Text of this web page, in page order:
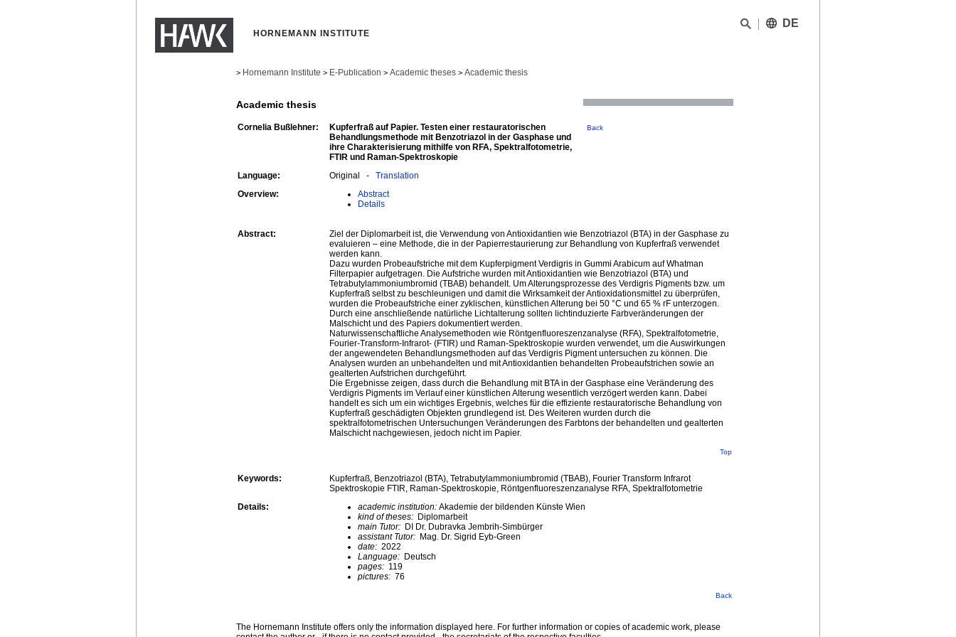
HORNEMANN INSTITUTE
DE
> Hornemann Institute > E-Publication > Academic theses > Academic thesis
Academic thesis
Cornelia Bußlehner:
Kupferfraß auf Papier. Testen einer restauratorischen
Behandlungsmethode mit Benzotriazol in der Gasphase und
ihre Charakterisierung mithilfe von RFA, Spektralfotometrie,
FTIR und Raman-Spektroskopie
Back
Language: Original - Translation
Overview:
Abstract
Details
Abstract:
Ziel der Diplomarbeit ist, die Verwendung von Antioxidantien wie Benzotriazol (BTA) in der Gasphase zu
evaluieren – eine Methode, die in der Papierrestaurierung zur Behandlung von Kupferfraß verwendet
werden kann.
Dazu wurden Probeaufstriche mit dem Kupferpigment Verdigris in Gummi Arabicum auf Whatman
Filterpapier aufgetragen. Die Aufstriche wurden mit Antioxidantien wie Benzotriazol (BTA) und
Tetrabutylammoniumbromid (TBAB) behandelt. Um Alterungsprozesse des Verdigris Pigments bzw. um
Kupferfraß selbst zu beschleunigen und damit die Wirksamkeit der Antioxidationsmittel zu überprüfen,
wurden die Probeaufstriche einer zyklischen, künstlichen Alterung bei 50 °C und 65 % rF unterzogen.
Durch eine anschließende natürliche Lichtalterung sollten lichtinduzierte Farbveränderungen der
Malschicht und des Papiers dokumentiert werden.
Naturwissenschaftliche Analysemethoden wie Röntgenfluoreszenzanalyse (RFA), Spektralfotometrie,
Fourier-Transform-Infrarot- (FTIR) und Raman-Spektroskopie wurden verwendet, um die Auswirkungen
der angewendeten Behandlungsmethoden auf das Verdigris Pigment untersuchen zu können. Die
Analysen wurden an unbehandelten und mit Antioxidantien behandelten Probeaufstrichen sowie an
gealterten Aufstrichen durchgeführt.
Die Ergebnisse zeigen, dass durch die Behandlung mit BTA in der Gasphase eine Veränderung des
Verdigris Pigments im Verlauf einer künstlichen Alterung wesentlich verzögert werden kann. Dabei
handelt es sich um ein wichtiges Ergebnis, welches für die effiziente restauratorische Behandlung von
Kupferfraß geschädigten Objekten grundlegend ist. Des Weiteren wurden durch die
spektralfotometrischen Untersuchungen Veränderungen des Farbtons der behandelten und gealterten
Malschicht nachgewiesen, jedoch nicht im Papier.
Top
Keywords:
Kupferfraß, Benzotriazol (BTA), Tetrabutylammoniumbromid (TBAB), Fourier Transform Infrarot
Spektroskopie FTIR, Raman-Spektroskopie, Röntgenfluoreszenzanalyse RFA, Spektralfotometrie
Details:
academic institution: Akademie der bildenden Künste Wien
kind of theses: Diplomarbeit
main Tutor: DI Dr. Dubravka Jembrih-Simbürger
assistant Tutor: Mag. Dr. Sigrid Eyb-Green
date: 2022
Language: Deutsch
pages: 119
pictures: 76
Back
The Hornemann Institute offers only the information displayed here. For further information or copies of academic work, please